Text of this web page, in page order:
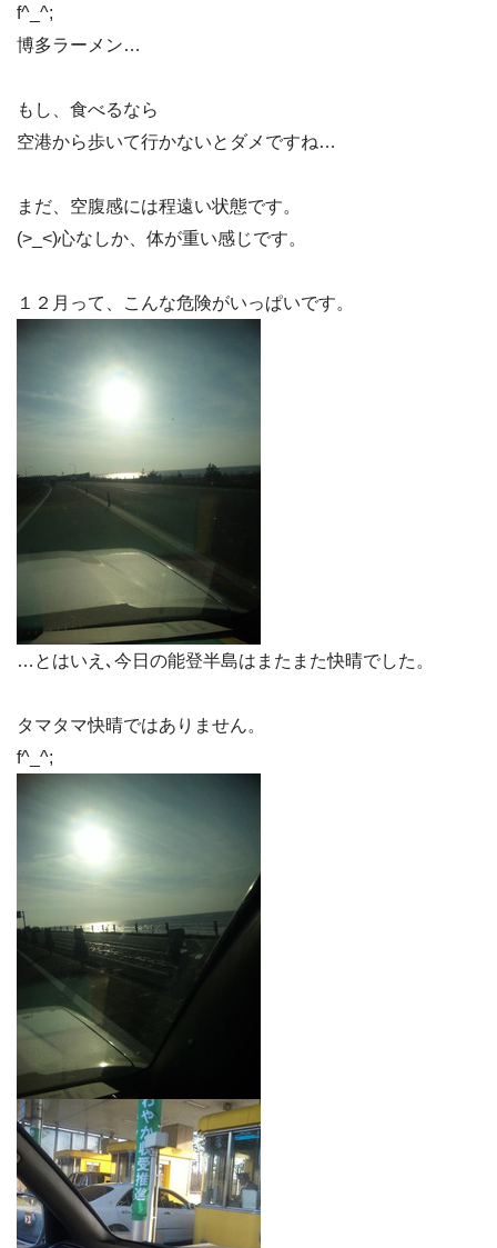
f^_^;
博多ラーメン…
もし、食べるなら
空港から歩いて行かないとダメですね…
まだ、空腹感には程遠い状態です。
(>_<)心なしか、体が重い感じです。
１２月って、こんな危険がいっぱいです。
…とはいえ､今日の能登半島はまたまた快晴でした。
タマタマ快晴ではありません。
f^_^;